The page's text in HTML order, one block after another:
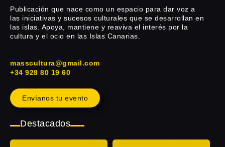
Publicación que nace como un espacio para dar voz a
las iniciativas y sucesos culturales que se desarrollan en
las islas. Apoya, mantiene y reaviva el interés por la
cultura y el ocio en las Islas Canarias.
masscultura@gmail.com
+34 928 80 19 60
Envíanos tu evento
Destacados